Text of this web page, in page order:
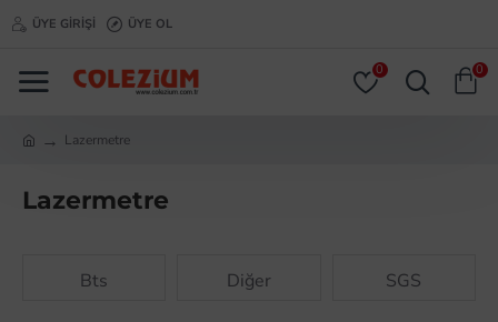
ÜYE GIRIŞI ÜYE OL
0 0
Lazermetre
Lazermetre
Bts Diğer SGS